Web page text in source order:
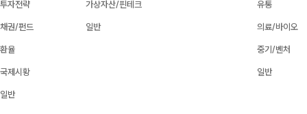
투자전략
채권/펀드
환율
국제시황
일반
가상자산/핀테크
일반
유통
의료/바이오
중기/벤처
일반